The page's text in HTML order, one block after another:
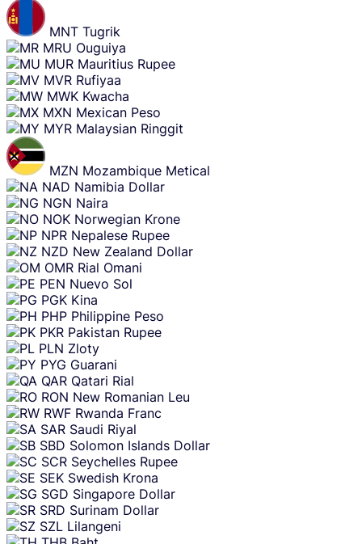
MNT Tugrik
MRU Ouguiya
MUR Mauritius Rupee
MVR Rufiyaa
MWK Kwacha
MXN Mexican Peso
MYR Malaysian Ringgit
MZN Mozambique Metical
NAD Namibia Dollar
NGN Naira
NOK Norwegian Krone
NPR Nepalese Rupee
NZD New Zealand Dollar
OMR Rial Omani
PEN Nuevo Sol
PGK Kina
PHP Philippine Peso
PKR Pakistan Rupee
PLN Zloty
PYG Guarani
QAR Qatari Rial
RON New Romanian Leu
RWF Rwanda Franc
SAR Saudi Riyal
SBD Solomon Islands Dollar
SCR Seychelles Rupee
SEK Swedish Krona
SGD Singapore Dollar
SRD Surinam Dollar
SZL Lilangeni